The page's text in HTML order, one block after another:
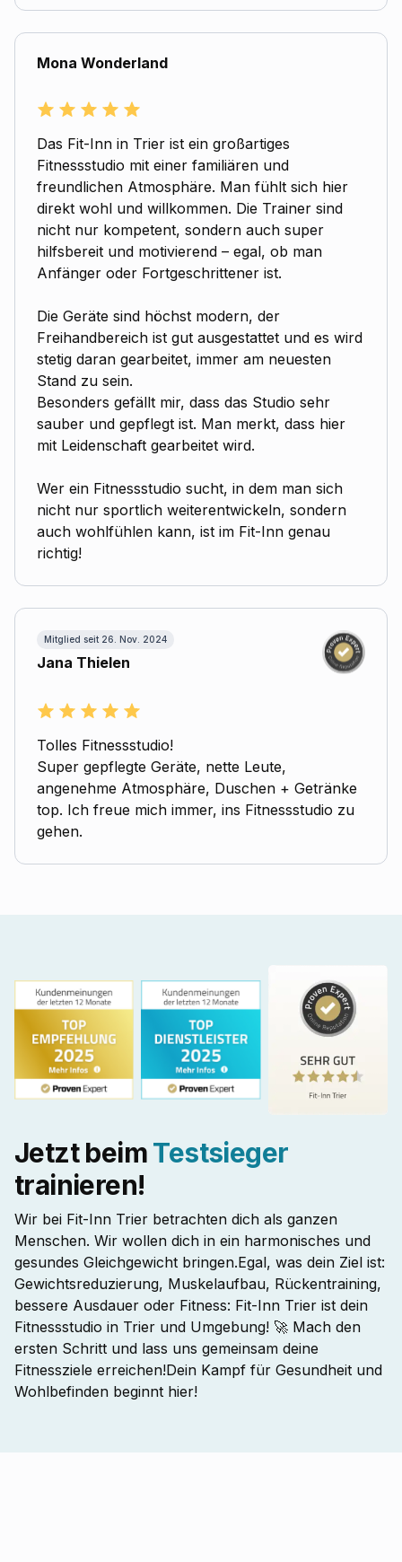
Mona Wonderland
Das Fit-Inn in Trier ist ein großartiges
Fitnessstudio mit einer familiären und
freundlichen Atmosphäre. Man fühlt sich hier
direkt wohl und willkommen. Die Trainer sind
nicht nur kompetent, sondern auch super
hilfsbereit und motivierend – egal, ob man
Anfänger oder Fortgeschrittener ist.
Die Geräte sind höchst modern, der
Freihandbereich ist gut ausgestattet und es wird
stetig daran gearbeitet, immer am neuesten
Stand zu sein.
Besonders gefällt mir, dass das Studio sehr
sauber und gepflegt ist. Man merkt, dass hier
mit Leidenschaft gearbeitet wird.
Wer ein Fitnessstudio sucht, in dem man sich
nicht nur sportlich weiterentwickeln, sondern
auch wohlfühlen kann, ist im Fit-Inn genau
richtig!
Mitglied seit 26. Nov. 2024
Jana Thielen
Tolles Fitnessstudio!
Super gepflegte Geräte, nette Leute,
angenehme Atmosphäre, Duschen + Getränke
top. Ich freue mich immer, ins Fitnessstudio zu
gehen.
Jetzt beimTestsieger
trainieren!
Wir bei Fit-Inn Trier betrachten dich als ganzen
Menschen. Wir wollen dich in ein harmonisches und
gesundes Gleichgewicht bringen.Egal, was dein Ziel ist:
Gewichtsreduzierung, Muskelaufbau, Rückentraining,
bessere Ausdauer oder Fitness: Fit-Inn Trier ist dein
Fitnessstudio in Trier und Umgebung! 🚀 Mach den
ersten Schritt und lass uns gemeinsam deine
Fitnessziele erreichen!Dein Kampf für Gesundheit und
Wohlbefinden beginnt hier!